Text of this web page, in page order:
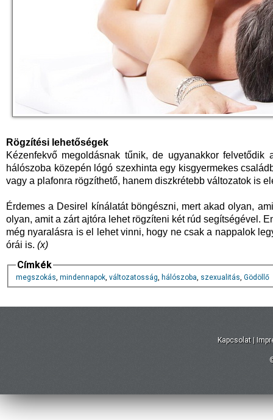
Rögzítési lehetőségek
Kézenfekvő megoldásnak tűnik, de ugyanakkor
hálószoba közepén lógó szexhinta egy kisgyermekes
vagy a plafonra rögzíthető, hanem diszkrétebb változatok is
Érdemes a Desirel kínálatát böngészni, mert akad olyan,
olyan, amit a zárt ajtóra lehet rögzíteni két rúd segítségével.
még nyaralásra is el lehet vinni, hogy ne csak a nappalok
órái is. (x)
Címkék
megszokás, mindennapok, változatosság, hálószoba, szexualitás, Gödöllő
Kapcsolat |